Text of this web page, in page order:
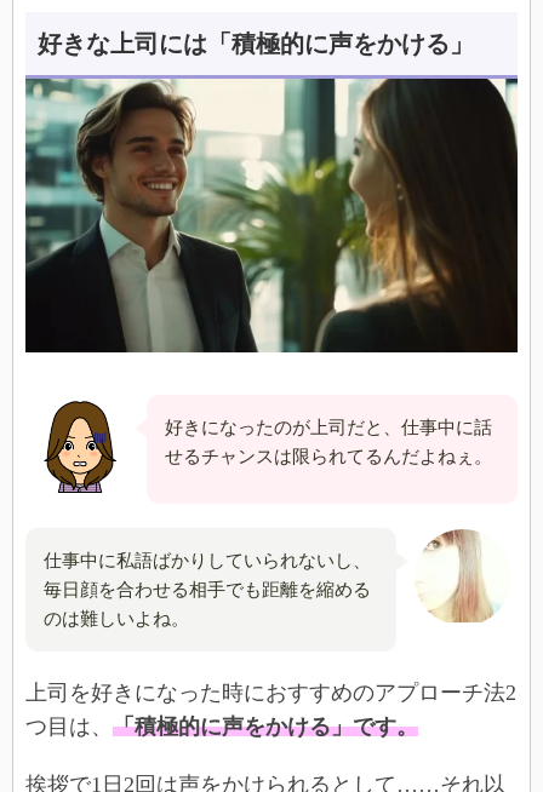
好きな上司には「積極的に声をかける」
好きになったのが上司だと、仕事中に話
せるチャンスは限られてるんだよねぇ。
仕事中に私語ばかりしていられないし、
毎日顔を合わせる相手でも距離を縮める
のは難しいよね。
上司を好きになった時におすすめのアプローチ法2
つ目は、 「積極的に声をかける」です。
挨拶で1日2回は声をかけられるとして……それ以